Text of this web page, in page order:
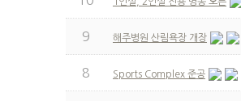
9 해주병원 산림욕장 개장
8 Sports Complex 준공